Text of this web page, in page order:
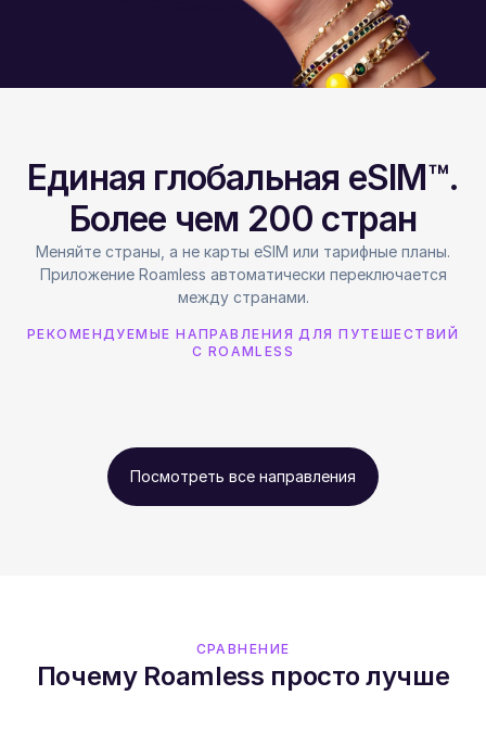
Единая глобальная eSIM™.
Более чем 200 стран
Меняйте страны, а не карты eSIM или тарифные планы.
Приложение Roamless автоматически переключается
между странами.
РЕКОМЕНДУЕМЫЕ НАПРАВЛЕНИЯ ДЛЯ ПУТЕШЕСТВИЙ
С ROAMLESS
Посмотреть все направления
СРАВНЕНИЕ
Почему Roamless просто лучше